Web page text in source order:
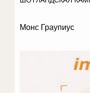
Монс Граупиус